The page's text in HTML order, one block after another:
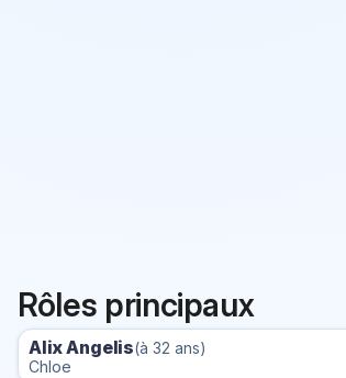
Rôles principaux
Alix Angelis(à 32 ans)
Chloe